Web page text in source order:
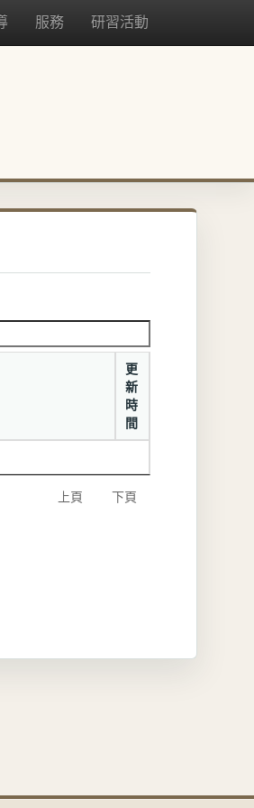
服務 研習活動
更
新
時
間
上頁 下頁